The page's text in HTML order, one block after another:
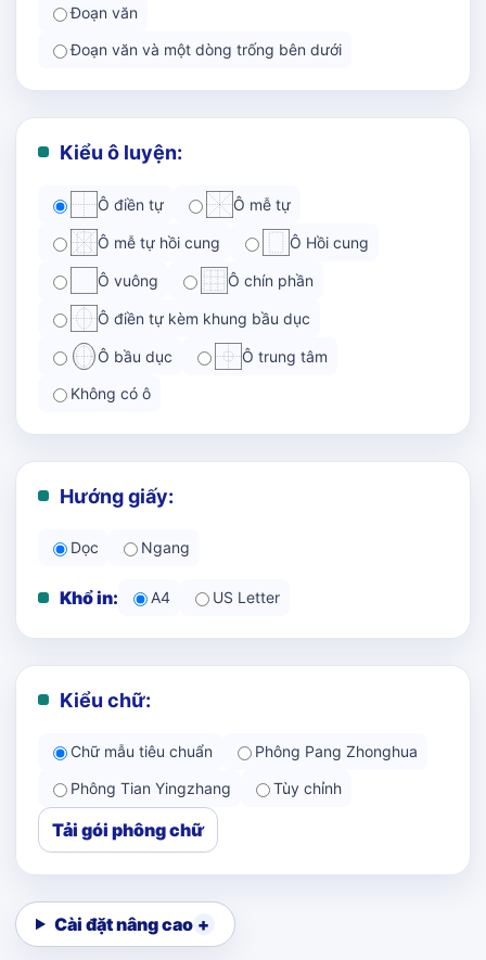
Đoạn văn
Đoạn văn và một dòng trống bên dưới
Kiểu ô luyện:
Ô điền tự Ô mễ tự
Ô mễ tự hồi cung Ô Hồi cung
Ô vuông Ô chín phần
Ô điền tự kèm khung bầu dục
Ô bầu dục Ô trung tâm
Không có ô
Hướng giấy:
Dọc Ngang
Khổ in: A4 US Letter
Kiểu chữ:
Chữ mẫu tiêu chuẩn
Phông Pang Zhonghua
Phông Tian Yingzhang
Tùy chỉnh
Tải gói phông chữ
Cài đặt nâng cao